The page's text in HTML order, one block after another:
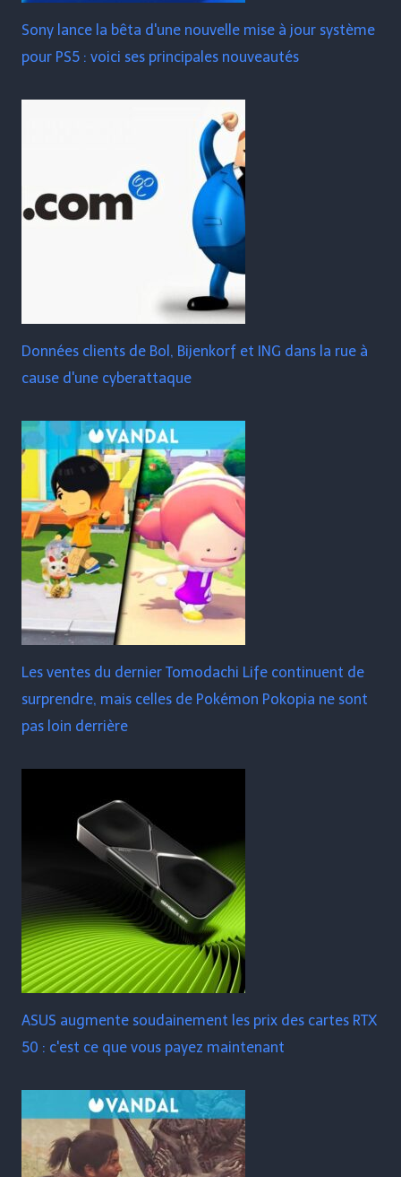
Sony lance la bêta d'une nouvelle mise à jour système
pour PS5 : voici ses principales nouveautés
Données clients de Bol, Bijenkorf et ING dans la rue à
cause d'une cyberattaque
Les ventes du dernier Tomodachi Life continuent de
surprendre, mais celles de Pokémon Pokopia ne sont
pas loin derrière
ASUS augmente soudainement les prix des cartes RTX
50 : c'est ce que vous payez maintenant